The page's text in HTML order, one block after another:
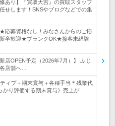
あり】『買取大吉』の買取スタッフ
せします！SNSやブログなどでの集
応募資格なし！みなさんからのご応
卒歓迎★ブランクOK★接客未経験
店OPEN予定（2026年7月）】 ふじ
店舗へ…
ィブ＋期末賞与＋各種手当＊残業代
かり評価する期末賞与》売上が…